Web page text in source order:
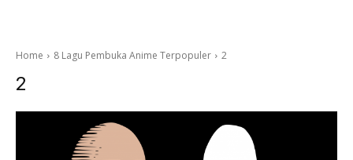
Home 8 Lagu Pembuka Anime Terpopuler 2
2